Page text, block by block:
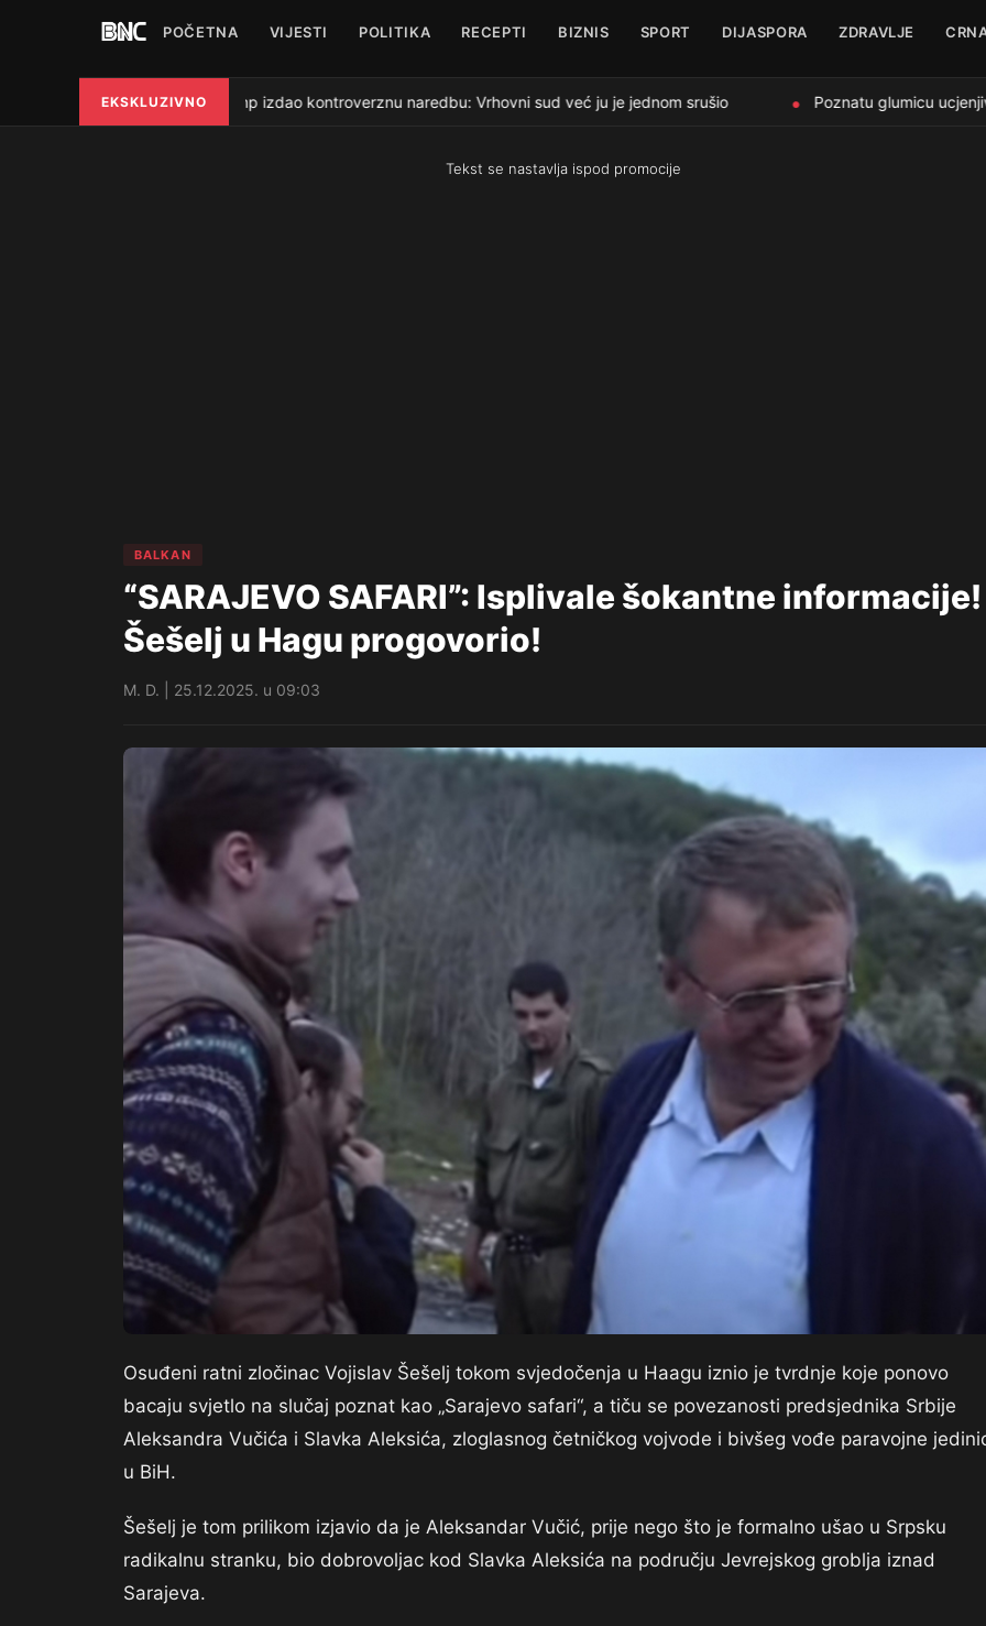
POČETNA VIJESTI POLITIKA RECEPTI BIZNIS SPORT DIJASPORA ZDRAVLJE
EKSKLUZIVNO
● Trump izdao kontroverznu naredbu: Vrhovni sud već ju je jednom srušio Poznatu glumicu
Tekst se nastavlja ispod promocije
BALKAN
“SARAJEVO SAFARI”: Isplivale šokantne informacije!
Šešelj u Hagu progovorio!
M. D. | 25.12.2025. u 09:03
Osuđeni ratni zločinac Vojislav Šešelj tokom svjedočenja u Haagu iznio je tvrdnje koje ponovo
bacaju svjetlo na slučaj poznat kao „Sarajevo safari“, a tiču se povezanosti predsjednika Srbije
Aleksandra Vučića i Slavka Aleksića, zloglasnog četničkog vojvode i bivšeg vođe paravojne
u BiH.
Šešelj je tom prilikom izjavio da je Aleksandar Vučić, prije nego što je formalno ušao u Srpsku
radikalnu stranku, bio dobrovoljac kod Slavka Aleksića na području Jevrejskog groblja iznad
Sarajeva.